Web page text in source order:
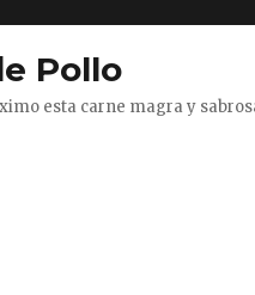
Pollo
esta carne magra y